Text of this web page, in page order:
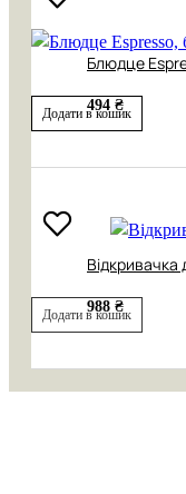
Блюдце
494 ₴
Додати в кошик
988 ₴
Додати в кошик